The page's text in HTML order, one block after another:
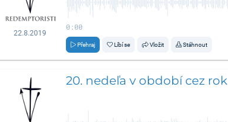
22.8.2019
0:00
Přehraj Líbí se Vložit Stáhnout
20. nedeľa v období cez rok